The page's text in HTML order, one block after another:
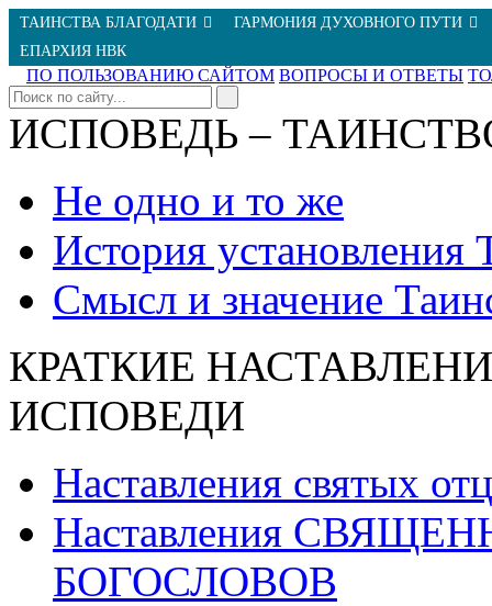
ТАИНСТВА БЛАГОДАТИ
ГАРМОНИЯ ДУХОВНОГО ПУТИ
ЕПАРХИЯ НВК
ПО ПОЛЬЗОВАНИЮ САЙТОМ ВОПРОСЫ И ОТВЕТЫ
ИСПОВЕДЬ –
Не одно и то же
История установления
Смысл и значение
КРАТКИЕ
ИСПОВЕДИ
Наставления святых
Наставления
БОГОСЛОВОВ